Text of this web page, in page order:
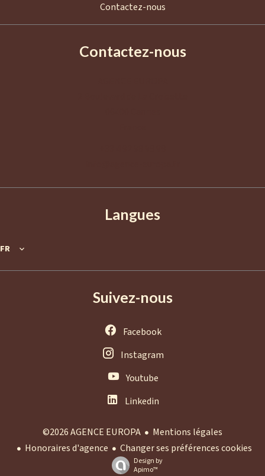
Contactez-nous
Contactez-nous
Langues
FR
Suivez-nous
Facebook
Instagram
Youtube
Linkedin
©2026 AGENCE EUROPA
Mentions légales
Honoraires d'agence
Changer ses préférences cookies
Design by
Apimo™